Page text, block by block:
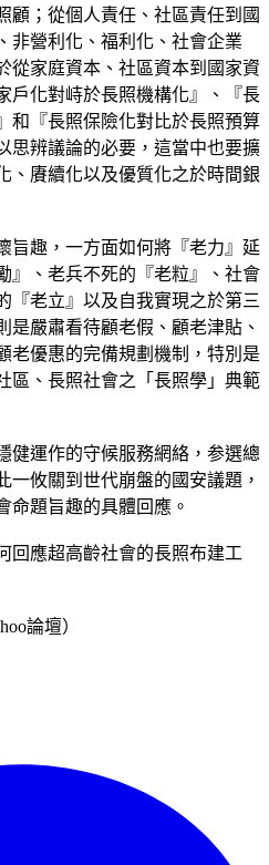
顧；從個人責任、社區責任到國
非營利化、福利化、社會企業
從家庭資本、社區資本到國家資
戶化對峙於長照機構化』、『長
和『長照保險化對比於長照預算
思辨議論的必要，這當中也要擴
、賡續化以及優質化之於時間銀
旨趣，一方面如何將『老力』延
』、老兵不死的『老粒』、社會
『老立』以及自我實現之於第三
是嚴肅看待顧老假、顧老津貼、
老優惠的完備規劃機制，特別是
區、長照社會之「長照學」典範
健運作的守候服務網絡，参選總
一攸關到世代崩盤的國安議題，
命題旨趣的具體回應。
回應超高齡社會的長照布建工
論壇）